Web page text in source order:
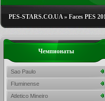
PES-STARS.CO.UA» Faces PES
Чемпионаты
Sao Paulo
Fluminense
Atletico Mineiro